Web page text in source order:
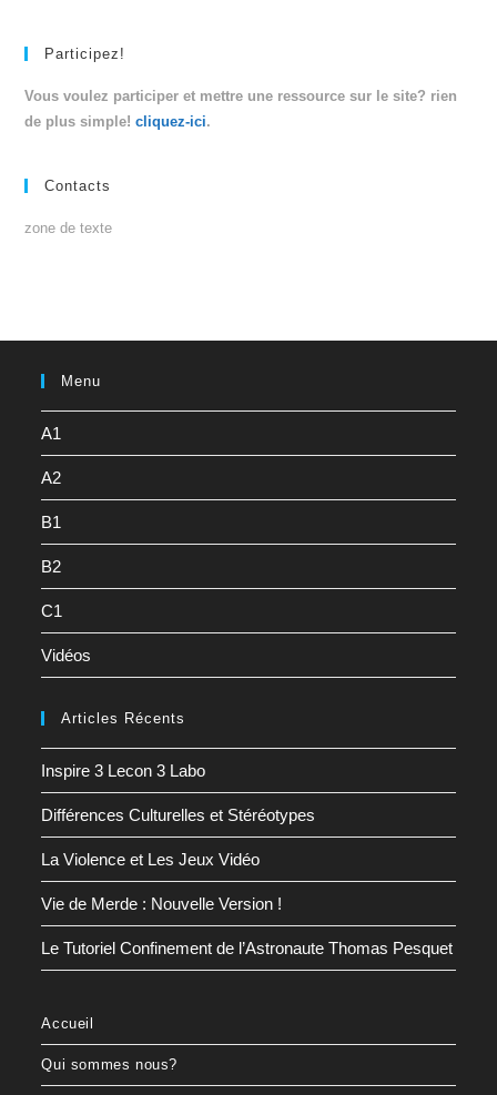
Participez!
Vous voulez participer et mettre une ressource sur le site? rien
de plus simple!cliquez-ici.
Contacts
zone de texte
Menu
A1
A2
B1
B2
C1
Vidéos
Articles Récents
Inspire 3 Lecon 3 Labo
Différences Culturelles et Stéréotypes
La Violence et Les Jeux Vidéo
Vie de Merde : Nouvelle Version !
Le Tutoriel Confinement de l’Astronaute Thomas Pesquet
Accueil
Qui sommes nous?